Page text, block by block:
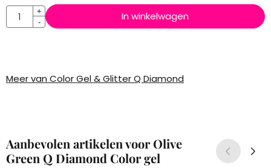
Aantal
+
-
In winkelwagen
Meer van Color Gel & Glitter Q Diamond
Aanbevolen artikelen voorOlive
Green Q Diamond Color gel